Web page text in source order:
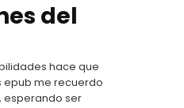
del
hace que
epub me recuerdo
esperando ser